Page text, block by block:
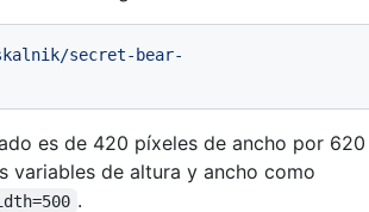
secret-bear-
es de 420 píxeles de ancho por 620
variables de altura y ancho como
.